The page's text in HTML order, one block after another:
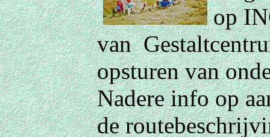
op
van
opsturen van
Nadere info op
de